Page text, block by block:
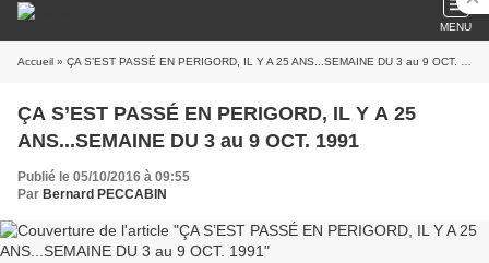
MENU
Accueil » ÇA S’EST PASSÉ EN PERIGORD, IL Y A 25 ANS...SEMAINE DU 3 au 9 OCT. 1991
ÇA S’EST PASSÉ EN PERIGORD, IL Y A 25
ANS...SEMAINE DU 3 au 9 OCT. 1991
Publié le 05/10/2016 à 09:55
Par Bernard PECCABIN